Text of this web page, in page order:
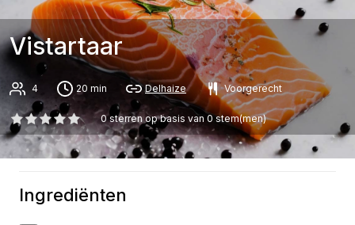
Vistartaar
4 20 min Delhaize Voorgerecht
0sterren op basis van 0stem(men)
Ingrediënten